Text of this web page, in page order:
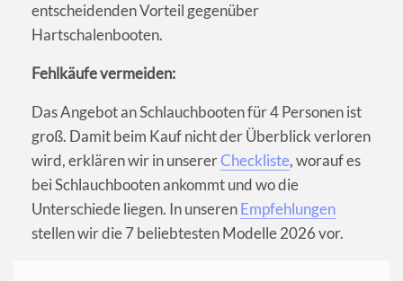
entscheidenden Vorteil gegenüber
Hartschalenbooten.
Fehlkäufe vermeiden:
Das Angebot an Schlauchbooten für 4 Personen ist
groß. Damit beim Kauf nicht der Überblick verloren
wird, erklären wir in unsererCheckliste, worauf es
bei Schlauchbooten ankommt und wo die
Unterschiede liegen. In unserenEmpfehlungen
stellen wir die 7 beliebtesten Modelle 2026 vor.